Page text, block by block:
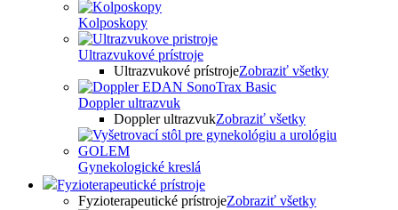
Kolposkopy
Ultrazvukové prístroje
Ultrazvukové prístrojeZobraziť všetky
Doppler ultrazvuk
Doppler ultrazvukZobraziť všetky
Gynekologické kreslá
Fyzioterapeutické prístroje
Fyzioterapeutické prístrojeZobraziť všetky